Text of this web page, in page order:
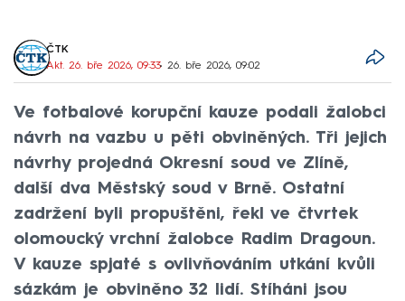
ČTK
Akt. 26. bře 2026, 09:33• 26. bře 2026, 09:02
Ve fotbalové korupční kauze podali žalobci
návrh na vazbu u pěti obviněných. Tři jejich
návrhy projedná Okresní soud ve Zlíně,
další dva Městský soud v Brně. Ostatní
zadržení byli propuštěni, řekl ve čtvrtek
olomoucký vrchní žalobce Radim Dragoun.
V kauze spjaté s ovlivňováním utkání kvůli
sázkám je obviněno 32 lidí. Stíháni jsou